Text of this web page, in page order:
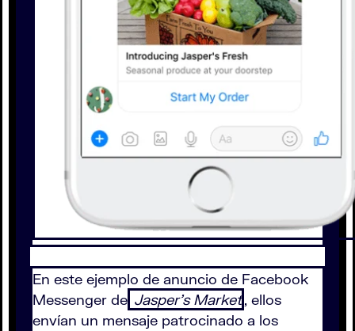
En este ejemplo de anuncio de Facebook
Messenger de Jasper’s Market, ellos
envían un mensaje patrocinado a los